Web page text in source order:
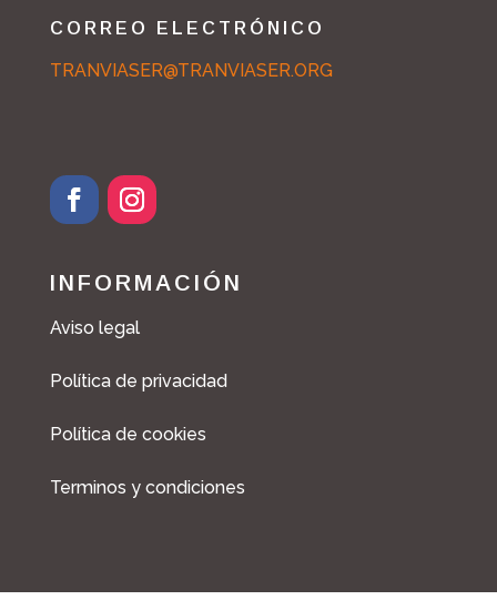
CORREO ELECTRÓNICO
TRANVIASER@TRANVIASER.ORG
INFORMACIÓN
Aviso legal
Política de privacidad
Política de cookies
Terminos y condiciones